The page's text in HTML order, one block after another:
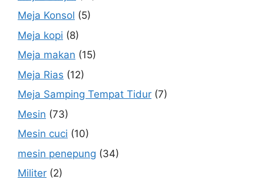
Meja Konsol (5)
Meja kopi (8)
Meja makan (15)
Meja Rias (12)
Meja Samping Tempat Tidur (7)
Mesin (73)
Mesin cuci (10)
mesin penepung (34)
Militer (2)